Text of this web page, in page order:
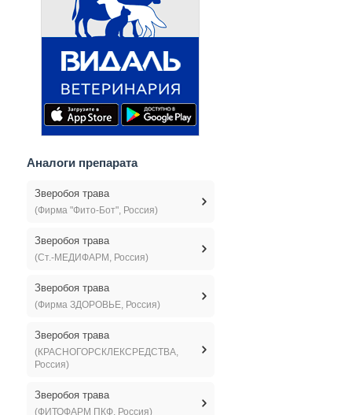
Аналоги препарата
Зверобоя трава
(Фирма "Фито-Бот", Россия)
Зверобоя трава
(Ст.-МЕДИФАРМ, Россия)
Зверобоя трава
(Фирма ЗДОРОВЬЕ, Россия)
Зверобоя трава
(КРАСНОГОРСКЛЕКСРЕДСТВА,
Россия)
Зверобоя трава
(ФИТОФАРМ ПКФ, Россия)